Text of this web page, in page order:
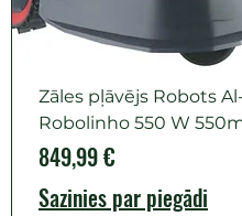
Zāles pļāvējs Robots
Robolinho 550 W
Cena
849,99 €
Sazinies par piegādi